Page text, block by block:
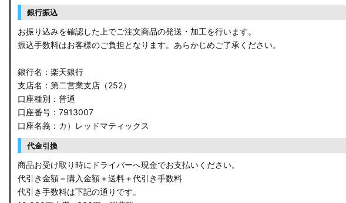
A200A/A210A ライズ
E52 エルグランド
T32 エクストレイル
C28 セレナ
B21A デイズルークス
E13 ノート
銀行振込
お振り込みを確認した上でご注文商品の発送・加工を行います。
振込手数料はお客様のご負担となります。あらかじめご了承ください。
銀行名：楽天銀行
支店名：第二営業支店（252）
口座種別：普通
口座番号：7913007
口座名義：カ）レッドマティックス
代金引換
商品お受け取り時にドライバーへ現金でお支払いください。
代引き金額＝購入金額＋送料＋代引き手数料
代引き手数料は下記の通りです。